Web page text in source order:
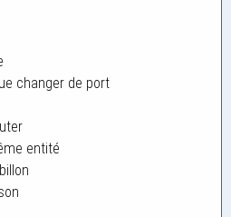
changer de port
entité